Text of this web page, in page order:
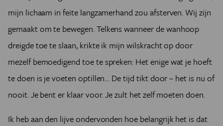
mijn lichaam in feite langzamerhand zou afsterven. Wij zijn
gemaakt om te bewegen. Telkens wanneer de wanhoop
dreigde toe te slaan, krikte ik mijn wilskracht op door
mezelf bemoedigend toe te spreken: Het enige wat je hoeft
te doen is je voeten optillen… De tijd tikt door – het is nu of
nooit. Je bent er klaar voor. Je zult het zelf moeten doen.
Ik heb aan den lijve ondervonden hoe belangrijk het is dat